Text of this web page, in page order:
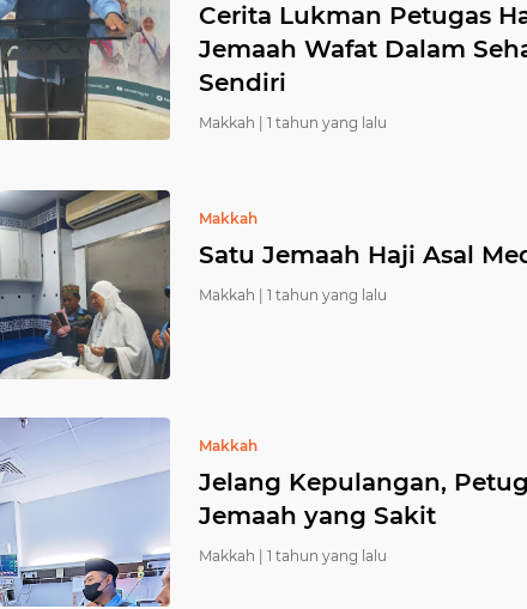
Cerita Lukman Petugas
Jemaah Wafat Dalam
Sendiri
Makkah | 1 tahun yang lalu
Makkah
Satu Jemaah Haji Asal
Makkah | 1 tahun yang lalu
Makkah
Jelang Kepulangan,
Jemaah yang Sakit
Makkah | 1 tahun yang lalu